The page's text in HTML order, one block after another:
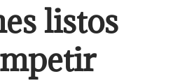
listos